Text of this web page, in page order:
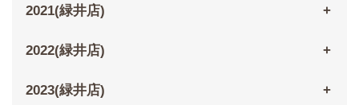
2021(緑井店)
2022(緑井店)
2023(緑井店)